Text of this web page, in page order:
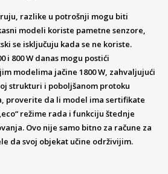
razlike u potrošnji mogu biti
modeli koriste pametne senzore,
se isključuju kada se ne koriste.
i 800 W danas mogu postići
modelima jačine 1800 W, zahvaljujući
strukturi i poboljšanom protoku
proverite da li model ima sertifikate
režime rada i funkciju štednje
Ovo nije samo bitno za račune za
da svoj objekat učine održivijim.